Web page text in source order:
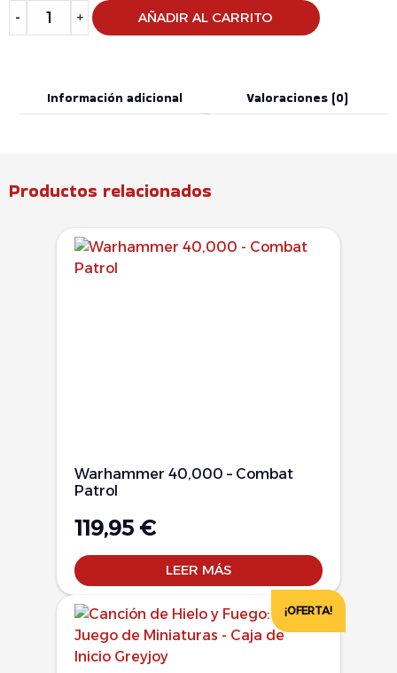
- + AÑADIR AL CARRITO
Alternative:
Información adicional Valoraciones (0)
Productos relacionados
Warhammer 40,000 – Combat
Patrol
119,95 €
LEER MÁS
¡OFERTA!